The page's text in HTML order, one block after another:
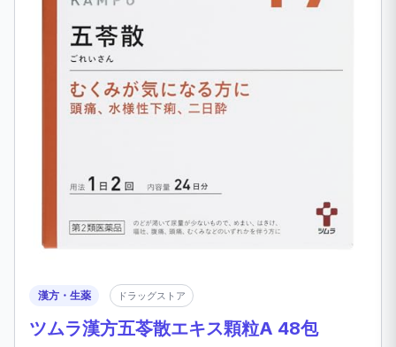
漢方・生薬 ドラッグストア
ツムラ漢方五苓散エキス顆粒A 48包